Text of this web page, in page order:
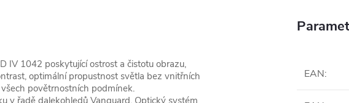
IV 1042 poskytující ostrost a čistotu obrazu,
optimální propustnost světla bez vnitřních
povětrnostních podmínek.
v řadě dalekohledů Vanguard. Optický systém
EAN: